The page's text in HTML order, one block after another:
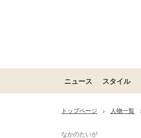
ニュース スタイル
トップページ > 人物一覧